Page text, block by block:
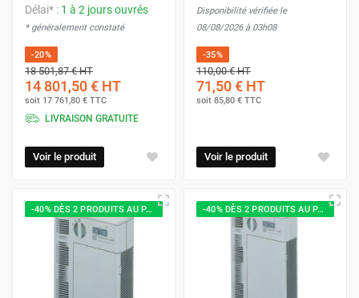
Délai* : 1 à 2 jours ouvrés
* généralement constaté
-20%
18 501,87 €HT
14 801,50 € HT
soit 17 761,80 € TTC
LIVRAISON GRATUITE
Voir le produit
Disponibilité vérifiée le
08/08/2026 à 03h08
-35%
110,00 €HT
71,50 € HT
soit 85,80 € TTC
Voir le produit
-40% DÈS 2 PRODUITS AU PANIER -40% DÈS 2 PRODUITS AU PANIER